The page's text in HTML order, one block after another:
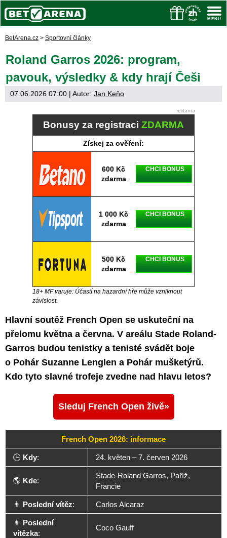
BetArena.cz > Sportovní články
Roland Garros 2026: program,
pavouk, výsledky & kdy hrají Češi
07.06.2026 07:00 | Autor: Jan Keňo
Bonusy za registraci ZDARMA
Získej za ověření:
600 Kč
zdarma
CHCI BONUS
1 000 Kč
zdarma
CHCI BONUS
500 Kč
zdarma
CHCI BONUS
18+ MF varuje: Účastí na hazardní hře může vzniknout
závislost.
Hlavní soutěž French Open se uskuteční na
přelomu května a června. V areálu Stade Roland-
Garros budou tenistky a tenisté svádět boje
o Pohár Suzanne Lenglen a Pohár mušketýrů.
Kdo tyto slavné trofeje zvedne nad hlavu letos?
Sleduj French Open živě
French Open 2026: informace
🕒 Kdy: 24. květen – 7. červen 2026
🌎 Kde:
Stade-Roland Garros, Paříž,
Francie
👨 Poslední vítěz: Carlos Alcaraz
👩 Poslední
vítězka:
Coco Gauff